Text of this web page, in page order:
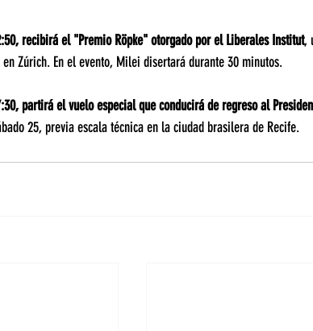
recibirá el "Premio Röpke" otorgado por el Liberales Institut,
en Zúrich. En el evento, Milei disertará durante 30 minutos.
partirá el vuelo especial que conducirá de regreso al
25, previa escala técnica en la ciudad brasilera de Recife.